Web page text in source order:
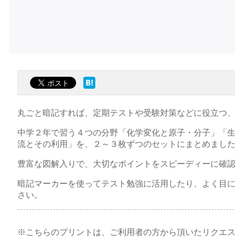
丸ごと暗記すれば、定期テストや受験対策などに役立つ
中学２年で習う４つの分野「化学変化と原子・分子」「
流とその利用」を、２～３枚ずつのセットにまとめました
豊富な図解入りで、大切なポイントをスピーディーに確認
暗記マーカーを使ってテスト勉強に活用したり、よく目
さい。
※こちらのプリントは、ご利用者の方から頂いたリクエ